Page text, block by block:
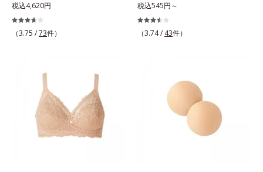
に！。締めつけないで、着やせする
「これが補整下着なの？」と驚くほ
どのやさしさで、美しいラインへ。
を使用し、しなやかでやわらかな肌
触り。広い面で体の凹凸をなめらか
に整え、大人のボディを美しいシル
エットへと導きます。美しいバスト
ラインへノンワイヤーでやさしく美
胸をメイクするブラです。幅広のス
税込4,620円
（3.75 /73件）
んわりナチュラルなラインノンワイ
ヤーで自然な形にボリュームアップ
できる「小胸さん用のブラジャー」
ク。脇肉もスッキリおさえて、上半
身全体のラインに自信が持てます。
胸にやさしいつけごこち保型性の高
いモールドカップなので、薄いのに
美ラインをキープします。肌ざわり
税込545円～
（3.74 / 43件）